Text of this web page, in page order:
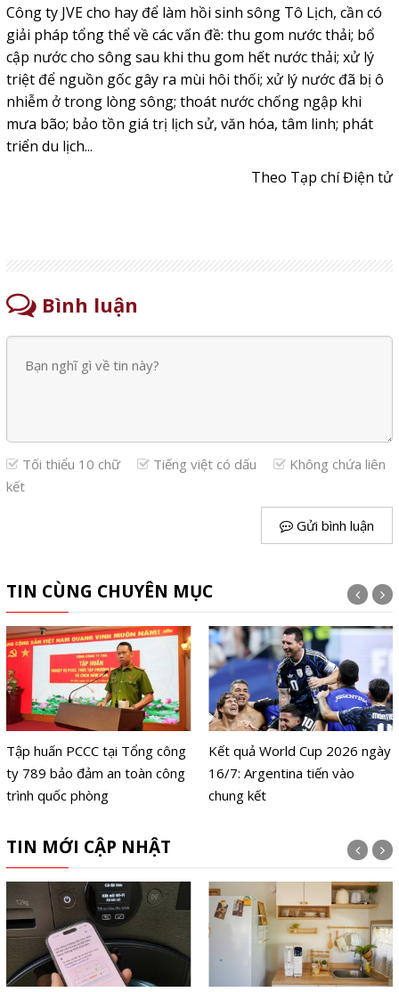
Công ty JVE cho hay để làm hồi sinh sông Tô Lịch, cần có
giải pháp tổng thể về các vấn đề: thu gom nước thải; bổ
cập nước cho sông sau khi thu gom hết nước thải; xử lý
triệt để nguồn gốc gây ra mùi hôi thối; xử lý nước đã bị ô
nhiễm ở trong lòng sông; thoát nước chống ngập khi
mưa bão; bảo tồn giá trị lịch sử, văn hóa, tâm linh; phát
triển du lịch...
Theo Tạp chí Điện tử
Bình luận
Tối thiểu 10 chữ Tiếng việt có dấu
Không chứa liên
kết
Gửi bình luận
TIN CÙNG CHUYÊN MỤC
Tập huấn PCCC tại Tổng công
ty 789 bảo đảm an toàn công
trình quốc phòng
Kết quả World Cup 2026 ngày
16/7: Argentina tiến vào
chung kết
TIN MỚI CẬP NHẬT